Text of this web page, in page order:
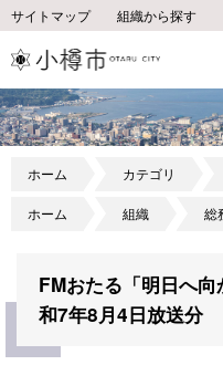
サイトマップ 組織から探す
ホーム カテゴリ
ホーム 組織 総
FMおたる「明日へ
和7年8月4日放送分